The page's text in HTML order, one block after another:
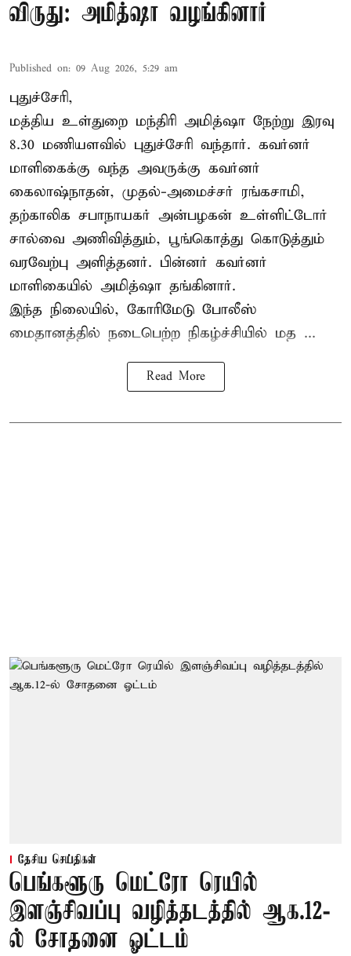
விருது: அமித்ஷா வழங்கினார்
Published on: 09 Aug 2026, 5:29 am
புதுச்சேரி,
மத்திய உள்துறை மந்திரி அமித்ஷா நேற்று இரவு
8.30 மணியளவில் புதுச்சேரி வந்தார். கவர்னர்
மாளிகைக்கு வந்த அவருக்கு கவர்னர்
கைலாஷ்நாதன், முதல்-அமைச்சர் ரங்கசாமி,
தற்காலிக சபாநாயகர் அன்பழகன் உள்ளிட்டோர்
சால்வை அணிவித்தும், பூங்கொத்து கொடுத்தும்
வரவேற்பு அளித்தனர். பின்னர் கவர்னர்
மாளிகையில் அமித்ஷா தங்கினார்.
இந்த நிலையில், கோரிமேடு போலீஸ்
மைதானத்தில் நடைபெற்ற நிகழ்ச்சியில் மத ...
Read More
தேசிய செய்திகள்
பெங்களூரு மெட்ரோ ரெயில்
இளஞ்சிவப்பு வழித்தடத்தில் ஆக.12-
ல் சோதனை ஓட்டம்